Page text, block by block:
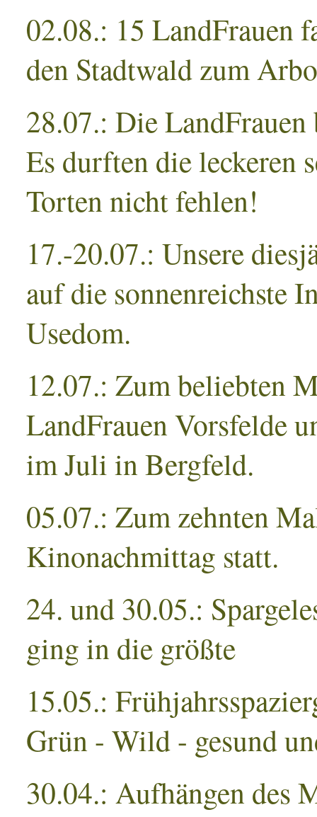
02.08.: 15 LandFrauen
den Stadtwald zum
28.07.: Die
Es durften die leckeren
Torten nicht fehlen!
17.-20.07.: Unsere
auf die sonnenreichste
Usedom.
12.07.: Zum beliebten
LandFrauen Vorsfelde
im Juli in Bergfeld.
05.07.: Zum zehnten
Kinonachmittag statt.
24. und 30.05.:
ging in die größte
15.05.:
Grün - Wild - gesund
30.04.: Aufhängen des